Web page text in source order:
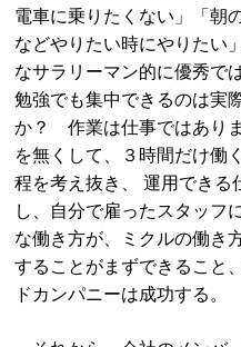
電車に乗りたくない」「朝
などやりたい時にやりたい
なサラリーマン的に優秀で
勉強でも集中できるのは実
か？ 作業は仕事ではあり
を無くして、３時間だけ働
程を考え抜き、 運用できる
し、自分で雇ったスタッフ
な働き方が、ミクルの働き
することがまずできること
ドカンパニーは成功する。